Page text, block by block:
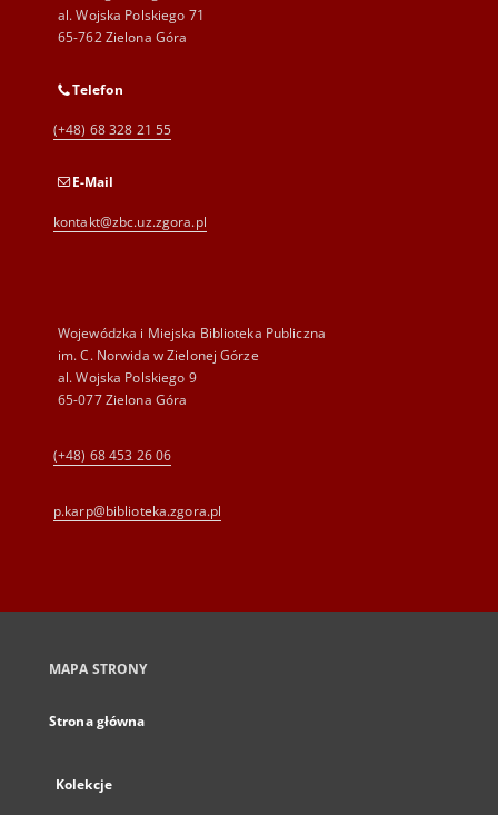
al. Wojska Polskiego 71
65-762 Zielona Góra
Telefon
(+48) 68 328 21 55
E-Mail
kontakt@zbc.uz.zgora.pl
Wojewódzka i Miejska Biblioteka Publiczna
im. C. Norwida w Zielonej Górze
al. Wojska Polskiego 9
65-077 Zielona Góra
(+48) 68 453 26 06
p.karp@biblioteka.zgora.pl
MAPA STRONY
Strona główna
Kolekcje